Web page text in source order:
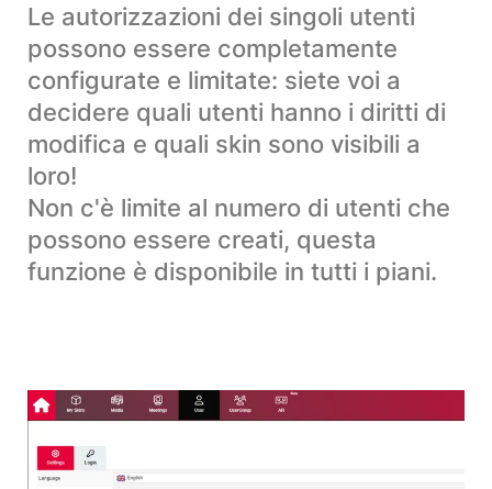
Le autorizzazioni dei singoli utenti
possono essere completamente
configurate e limitate: siete voi a
decidere quali utenti hanno i diritti di
modifica e quali skin sono visibili a
loro!
Non c'è limite al numero di utenti che
possono essere creati, questa
funzione è disponibile in tutti i piani.